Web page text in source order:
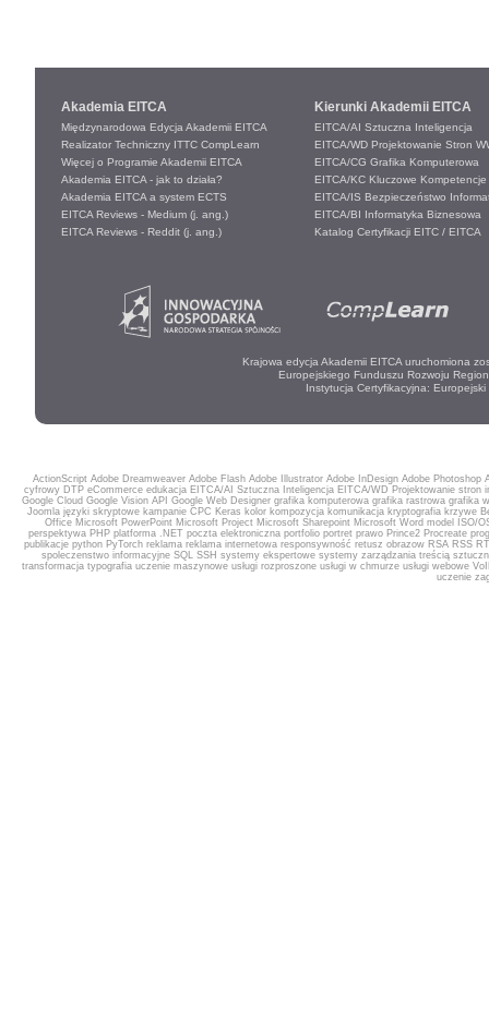
Akademia EITCA
Międzynarodowa Edycja Akademii EITCA
Realizator Techniczny ITTC CompLearn
Więcej o Programie Akademii EITCA
Akademia EITCA - jak to działa?
Akademia EITCA a system ECTS
EITCA Reviews - Medium (j. ang.)
EITCA Reviews - Reddit (j. ang.)
Kierunki Akademii EITCA
EITCA/AI Sztuczna Inteligencja
EITCA/WD Projektowanie Stron
EITCA/CG Grafika Komputerowa
EITCA/KC Kluczowe Kompetencje
EITCA/IS Bezpieczeństwo
EITCA/BI Informatyka Biznesowa
Katalog Certyfikacji EITC / EITCA
Krajowa edycja Akademii EITCA uruchomiona
Europejskiego Funduszu Rozwoju
Instytucja Certyfikacyjna:
ActionScript Adobe Dreamweaver Adobe Flash Adobe Illustrator Adobe InDesign Adobe Photoshop
cyfrowy DTP eCommerce edukacja EITCA/AI Sztuczna Inteligencja EITCA/WD Projektowanie stron
Google Cloud Google Vision API Google Web Designer grafika komputerowa grafika rastrowa grafika
Joomla języki skryptowe kampanie CPC Keras kolor kompozycja komunikacja kryptografia krzywe
Office Microsoft PowerPoint Microsoft Project Microsoft Sharepoint Microsoft Word model ISO/
perspektywa PHP platforma .NET poczta elektroniczna portfolio portret prawo Prince2 Procreate
publikacje python PyTorch reklama reklama internetowa responsywność retusz obrazow RSA RSS
spoleczenstwo informacyjne SQL SSH systemy ekspertowe systemy zarządzania treścią
transformacja typografia uczenie maszynowe usługi rozproszone usługi w chmurze usługi webowe
uczenie